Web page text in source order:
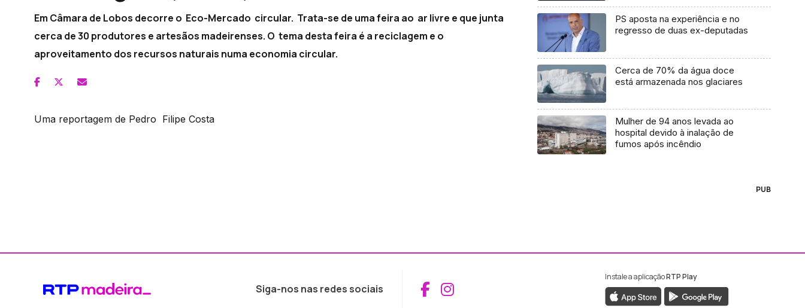
Em Câmara de Lobos decorre o Eco-Mercado circular. Trata-se de uma feira ao ar livre e que junta
cerca de 30 produtores e artesãos madeirenses. O tema desta feira é a reciclagem e o
aproveitamento dos recursos naturais numa economia circular.
Uma reportagem de Pedro Filipe Costa
PS aposta na experiência e no
regresso de duas ex-deputadas
Cerca de 70% da água doce
está armazenada nos glaciares
Mulher de 94 anos levada ao
hospital devido à inalação de
fumos após incêndio
PUB
Siga-nos nas redes sociais Aceder ao Facebook da RTP Madeira
Aceder ao Instagram da RTP Madeira
Instale a aplicaçãoRTP Play